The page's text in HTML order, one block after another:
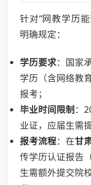
针对“网教学历
明确规定：
学历要求：国家
学历（含网络教
报考；
毕业时间限制：
业证，应届生需
报考流程：在甘
传学历认证报告
生需额外提交院